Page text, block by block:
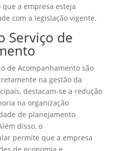
a empresa esteja
com a legislação vigente.
Serviço de
de Acompanhamento são
na gestão da
destacam-se a redução
na organização
de planejamento
disso, o
permite que a empresa